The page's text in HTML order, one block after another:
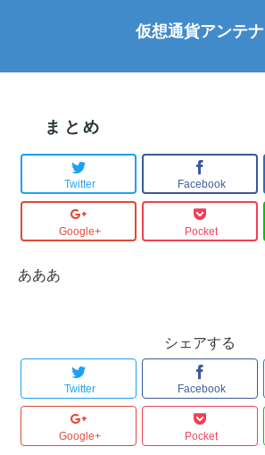
仮想通貨アンテナ
まとめ
Twitter Facebook
Google+ Pocket
あああ
シェアする
Twitter Facebook
Google+ Pocket